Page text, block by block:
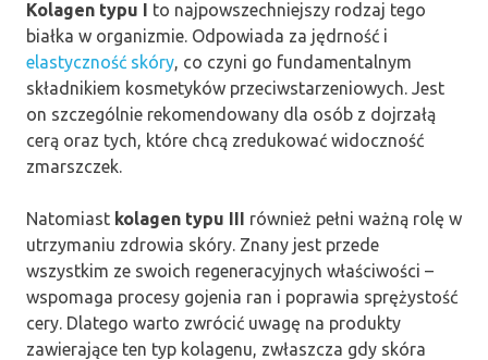
Kolagen typu I to najpowszechniejszy rodzaj tego
białka w organizmie. Odpowiada za jędrność i
elastyczność skóry , co czyni go fundamentalnym
składnikiem kosmetyków przeciwstarzeniowych. Jest
on szczególnie rekomendowany dla osób z dojrzałą
cerą oraz tych, które chcą zredukować widoczność
zmarszczek.
Natomiast kolagen typu III również pełni ważną rolę w
utrzymaniu zdrowia skóry. Znany jest przede
wszystkim ze swoich regeneracyjnych właściwości –
wspomaga procesy gojenia ran i poprawia sprężystość
cery. Dlatego warto zwrócić uwagę na produkty
zawierające ten typ kolagenu, zwłaszcza gdy skóra